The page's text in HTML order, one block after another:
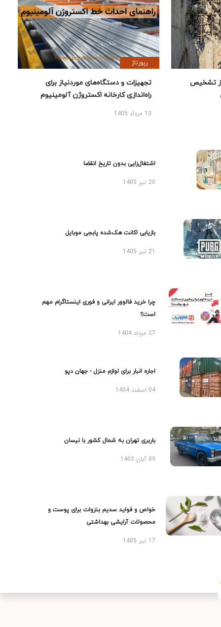
تشخیص
رپورتاژ
تجهیزات و دستگاه‌های موردنیاز برای
راه‌اندازی کارخانه اکستروژن آلومینیوم
13 مرداد 1405
اشتغال‌زایی بدون تاریخ انقضا
20 تیر 1405
بازیابی اکانت هک‌شده پابجی موبایل
چرا خرید فالوور ایرانی و فوری اینستاگرام مهم
است؟
27 مرداد 1404
اجاره انبار برای لوازم منزل - جهان دپو
04 اسفند 1404
باربری تهران به شمال کشور با نیسان
09 آبان 1403
خواص و فواید سدیم بنزوات برای پوست و
محصولات آرایشی بهداشتی
17 تیر 1405